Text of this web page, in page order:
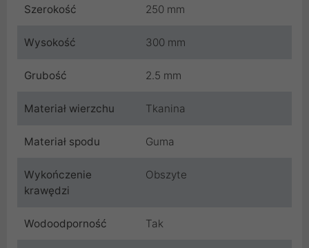
Szerokość 250 mm
Wysokość 300 mm
Grubość 2.5 mm
Materiał wierzchu Tkanina
Materiał spodu Guma
Wykończenie
krawędzi
Obszyte
Wodoodporność Tak